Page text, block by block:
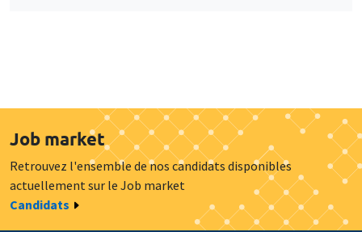
Job market
Retrouvez l'ensemble de nos candidats disponibles
actuellement sur le Job market
Candidats